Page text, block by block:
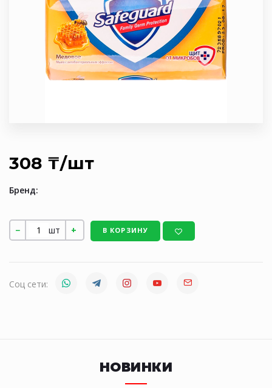
308 ₸/шт
Бренд:
шт В КОРЗИНУ
Соц сети:
НОВИНКИ